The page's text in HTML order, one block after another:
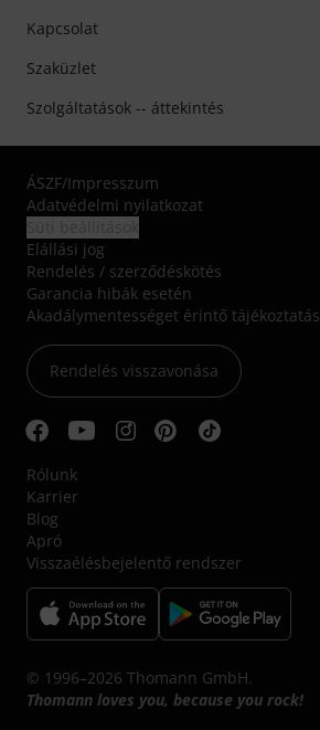
Kapcsolat
Szaküzlet
Szolgáltatások -- áttekintés
ÁSZF/Impresszum
Adatvédelmi nyilatkozat
Elállási jog
Rendelés / szerződéskötés
Garancia hibák esetén
Akadálymentességet érintő tájékoztatás
Rendelés visszavonása
Rólunk
Karrier
Blog
Apró
Visszaélésbejelentő rendszer
© 1996–2026 Thomann GmbH.
Thomann loves you, because you rock!